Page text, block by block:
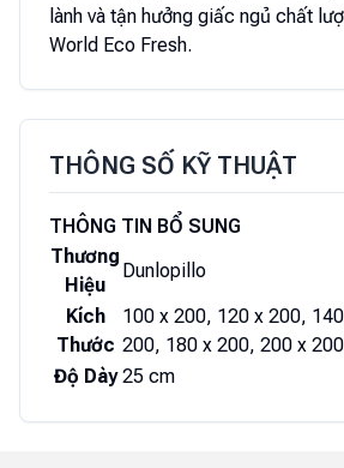
lành và tận hưởng giấc ngủ chất
World Eco Fresh.
THÔNG SỐ KỸ THUẬT
THÔNG TIN BỔ SUNG
Thương
Hiệu
Dunlopillo
Kích
Thước
100 x 200, 120 x 200,
200, 180 x 200, 200 x
Độ Dày 25 cm